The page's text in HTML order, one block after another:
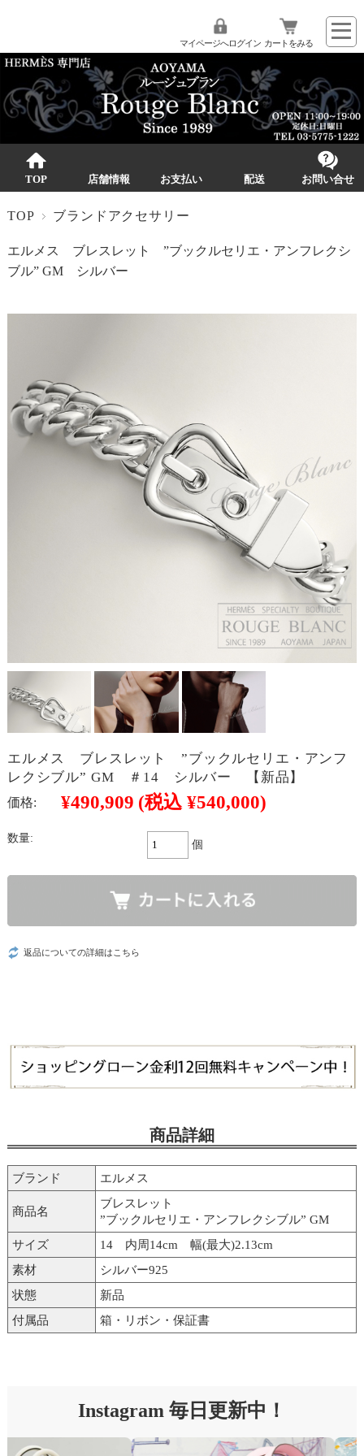
マイページへログイン カートをみる
TOP 店舗情報 お支払い 配送 お問い合せ
TOP ブランドアクセサリー
エルメス ブレスレット ”ブックルセリエ・アンフレクシ
ブル” GM シルバー
エルメス ブレスレット ”ブックルセリエ・アンフ
レクシブル” GM ＃14 シルバー 【新品】
価格: ¥490,909 (税込 ¥540,000)
数量:
個
返品についての詳細はこちら
商品詳細
ブランド エルメス
商品名
ブレスレット
”ブックルセリエ・アンフレクシブル” GM
サイズ
14 内周14cm 幅(最大)2.13cm
素材
シルバー925
状態
新品
付属品
箱・リボン・保証書
Instagram 毎日更新中！